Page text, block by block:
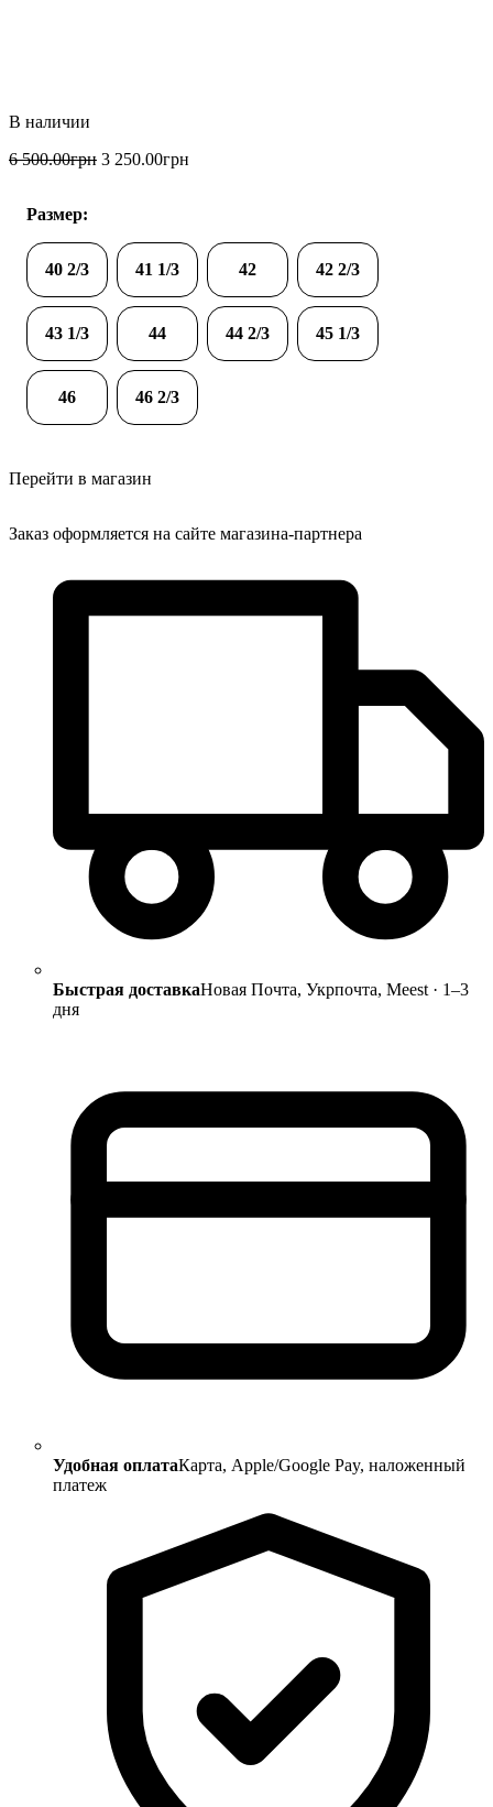
6 500.00грн 3 250.00грн
Размер:
40 2/3 41 1/3 42 42 2/3
43 1/3 44 44 2/3 45 1/3
46 46 2/3
Перейти в магазин
Заказ оформляется на сайте магазина-партнера
Быстрая доставкаНовая Почта, Укрпочта, Meest · 1–3
дня
Удобная оплатаКарта, Apple/Google Pay, наложенный
платеж